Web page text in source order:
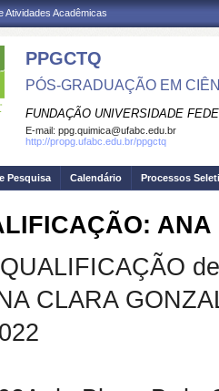
Atividades Acadêmicas
PPGCTQ
PÓS-GRADUAÇÃO EM
FUNDAÇÃO UNIVERSIDADE
E-mail: ppg.quimica@ufabc.edu.br
http://propg.ufabc.edu.br/ppgctq
Pesquisa Calendário Processos
CLARA